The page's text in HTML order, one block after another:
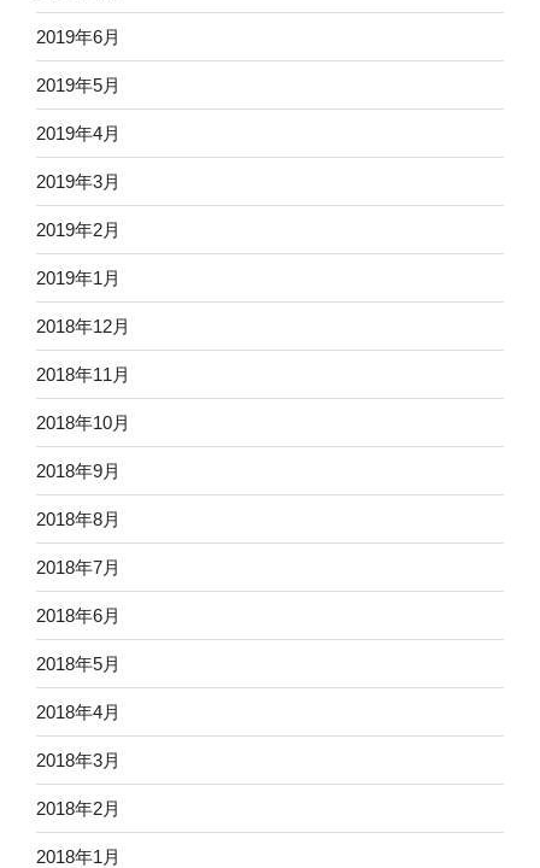
2019年6月
2019年5月
2019年4月
2019年3月
2019年2月
2019年1月
2018年12月
2018年11月
2018年10月
2018年9月
2018年8月
2018年7月
2018年6月
2018年5月
2018年4月
2018年3月
2018年2月
2018年1月